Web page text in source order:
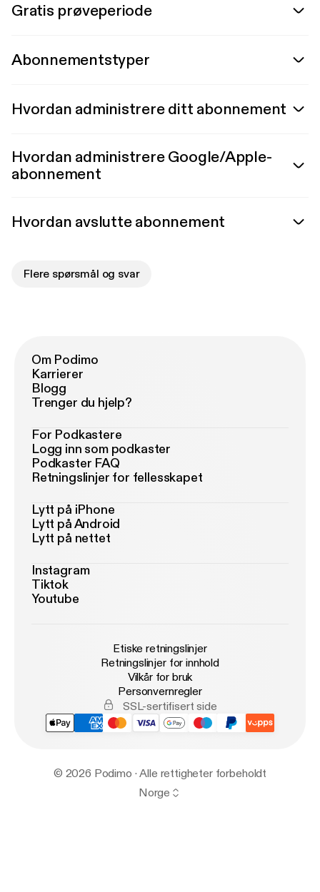
Gratis prøveperiode
Abonnementstyper
Hvordan administrere ditt abonnement
Hvordan administrere Google/Apple-
abonnement
Hvordan avslutte abonnement
Flere spørsmål og svar
Om Podimo
Karrierer
Blogg
Trenger du hjelp?
For Podkastere
Logg inn som podkaster
Podkaster FAQ
Retningslinjer for fellesskapet
Lytt på iPhone
Lytt på Android
Lytt på nettet
Instagram
Tiktok
Youtube
Etiske retningslinjer
Retningslinjer for innhold
Vilkår for bruk
Personvernregler
SSL-sertifisert side
© 2026 Podimo · Alle rettigheter forbeholdt
Norge